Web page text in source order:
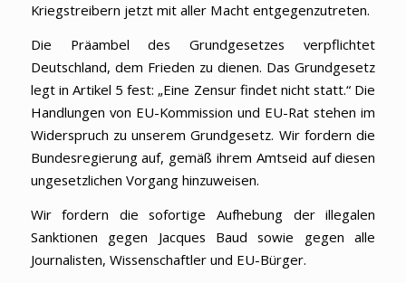
Kriegstreibern jetzt mit aller Macht entgegenzutreten.
Die Präambel des Grundgesetzes verpflichtet
Deutschland, dem Frieden zu dienen. Das Grundgesetz
legt in Artikel 5 fest: „Eine Zensur findet nicht statt.“ Die
Handlungen von EU-Kommission und EU-Rat stehen im
Widerspruch zu unserem Grundgesetz. Wir fordern die
Bundesregierung auf, gemäß ihrem Amtseid auf diesen
ungesetzlichen Vorgang hinzuweisen.
Wir fordern die sofortige Aufhebung der illegalen
Sanktionen gegen Jacques Baud sowie gegen alle
Journalisten, Wissenschaftler und EU-Bürger.